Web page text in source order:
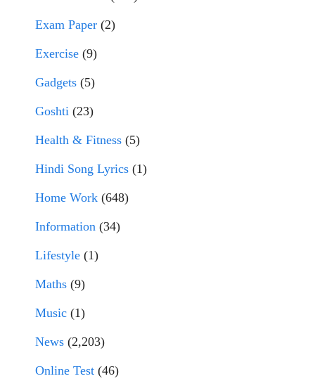
Exam Paper (2)
Exercise (9)
Gadgets (5)
Goshti (23)
Health & Fitness (5)
Hindi Song Lyrics (1)
Home Work (648)
Information (34)
Lifestyle (1)
Maths (9)
Music (1)
News (2,203)
Online Test (46)